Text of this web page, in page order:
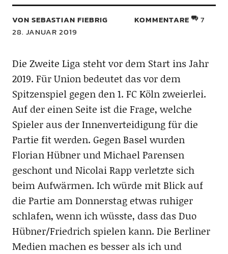
VON SEBASTIAN FIEBRIG
28. JANUAR 2019
KOMMENTARE 7
Die Zweite Liga steht vor dem Start ins Jahr
2019. Für Union bedeutet das vor dem
Spitzenspiel gegen den 1. FC Köln zweierlei.
Auf der einen Seite ist die Frage, welche
Spieler aus der Innenverteidigung für die
Partie fit werden. Gegen Basel wurden
Florian Hübner und Michael Parensen
geschont und Nicolai Rapp verletzte sich
beim Aufwärmen. Ich würde mit Blick auf
die Partie am Donnerstag etwas ruhiger
schlafen, wenn ich wüsste, dass das Duo
Hübner/Friedrich spielen kann. Die Berliner
Medien machen es besser als ich und